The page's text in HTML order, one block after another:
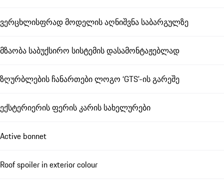
ვერცხლისფრად მოდელის აღნიშვნა საბარგულზე
მზაობა საბუქსირო სისტემის დასამონტაჟებლად
ზღურბლების ჩანართები ლოგო ‘GTS’-ის გარეშე
ექსტერიერის ფერის კარის სახელურები
Active bonnet
Roof spoiler in exterior colour